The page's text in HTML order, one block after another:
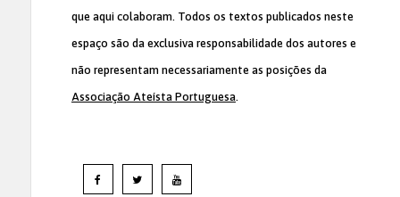
que aqui colaboram. Todos os textos publicados neste
espaço são da exclusiva responsabilidade dos autores e
não representam necessariamente as posições da
Associação Ateísta Portuguesa.